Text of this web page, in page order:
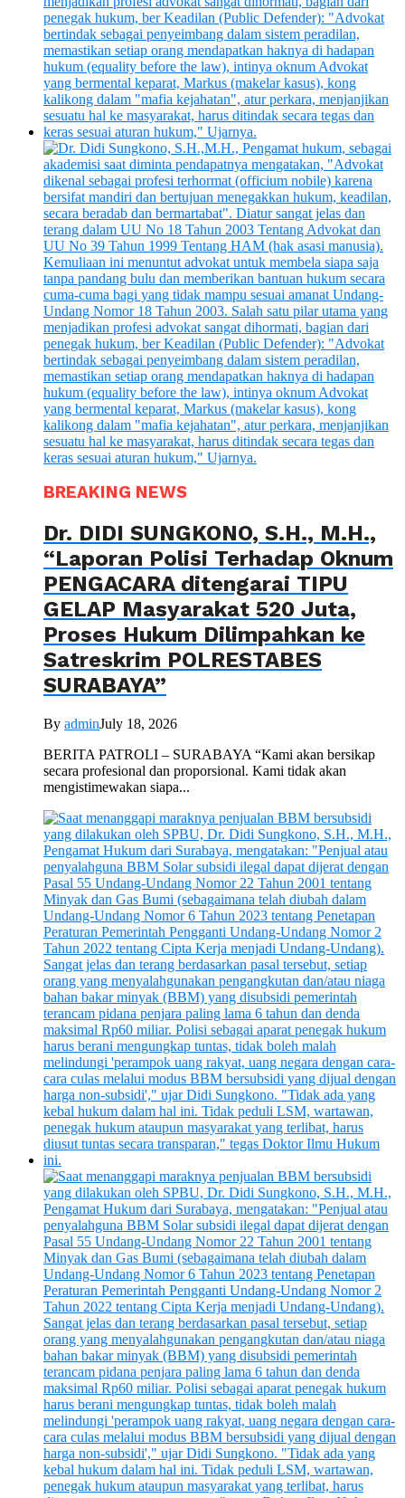
BREAKING NEWS
Dr. DIDI SUNGKONO, S.H., M.H.,
“Laporan Polisi Terhadap Oknum
PENGACARA ditengarai TIPU
GELAP Masyarakat 520 Juta,
Proses Hukum Dilimpahkan ke
Satreskrim POLRESTABES
SURABAYA”
By adminJuly 18, 2026
BERITA PATROLI – SURABAYA “Kami akan bersikap
secara profesional dan proporsional. Kami tidak akan
mengistimewakan siapa...